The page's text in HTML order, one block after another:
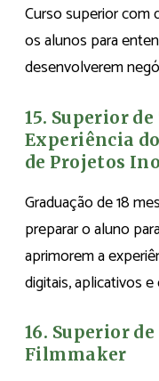
Curso superior com
os alunos para
desenvolverem
15. Superior
Experiência
de Projetos
Graduação de 18
preparar o aluno
aprimorem a
digitais, aplicativos
16. Superior
Filmmaker